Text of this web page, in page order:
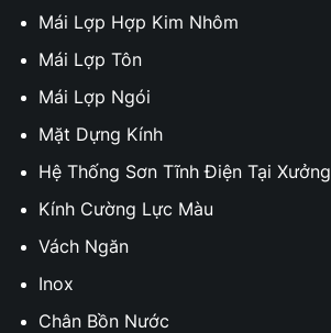
Mái Lợp Hợp Kim Nhôm
Mái Lợp Tôn
Mái Lợp Ngói
Mặt Dựng Kính
Hệ Thống Sơn Tĩnh Điện Tại Xưởng
Kính Cường Lực Màu
Vách Ngăn
Inox
Chân Bồn Nước